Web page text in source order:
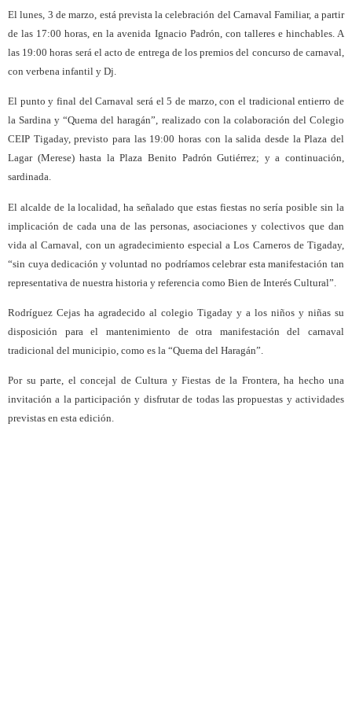
El lunes, 3 de marzo, está prevista la celebración del Carnaval Familiar, a partir
de las 17:00 horas, en la avenida Ignacio Padrón, con talleres e hinchables. A
las 19:00 horas será el acto de entrega de los premios del concurso de carnaval,
con verbena infantil y Dj.
El punto y final del Carnaval será el 5 de marzo, con el tradicional entierro de
la Sardina y “Quema del haragán”, realizado con la colaboración del Colegio
CEIP Tigaday, previsto para las 19:00 horas con la salida desde la Plaza del
Lagar (Merese) hasta la Plaza Benito Padrón Gutiérrez; y a continuación,
sardinada.
El alcalde de la localidad, ha señalado que estas fiestas no sería posible sin la
implicación de cada una de las personas, asociaciones y colectivos que dan
vida al Carnaval, con un agradecimiento especial a Los Carneros de Tigaday,
“sin cuya dedicación y voluntad no podríamos celebrar esta manifestación tan
representativa de nuestra historia y referencia como Bien de Interés Cultural”.
Rodríguez Cejas ha agradecido al colegio Tigaday y a los niños y niñas su
disposición para el mantenimiento de otra manifestación del carnaval
tradicional del municipio, como es la “Quema del Haragán”.
Por su parte, el concejal de Cultura y Fiestas de la Frontera, ha hecho una
invitación a la participación y disfrutar de todas las propuestas y actividades
previstas en esta edición.